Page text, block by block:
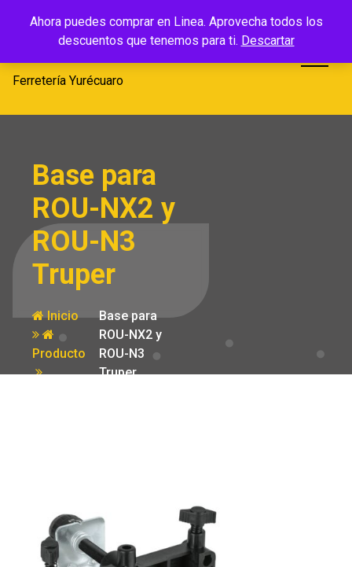
Ahora puedes comprar en Linea. Aprovecha todos los
descuentos que tenemos para ti. Descartar
Ferretería
Yurécuaro
Ferretería Yurécuaro
Base para
ROU-NX2 y
ROU-N3
Truper
Inicio
Producto
Base para
ROU-NX2 y
ROU-N3
Truper